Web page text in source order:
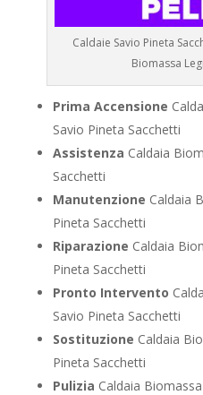
Caldaie Savio Pineta
Biomassa
Prima Accensione
Savio Pineta Sacchetti
Assistenza Caldaia
Sacchetti
Manutenzione Caldaia
Pineta Sacchetti
Riparazione Caldaia
Pineta Sacchetti
Pronto Intervento
Savio Pineta Sacchetti
Sostituzione Caldaia
Pineta Sacchetti
Pulizia Caldaia